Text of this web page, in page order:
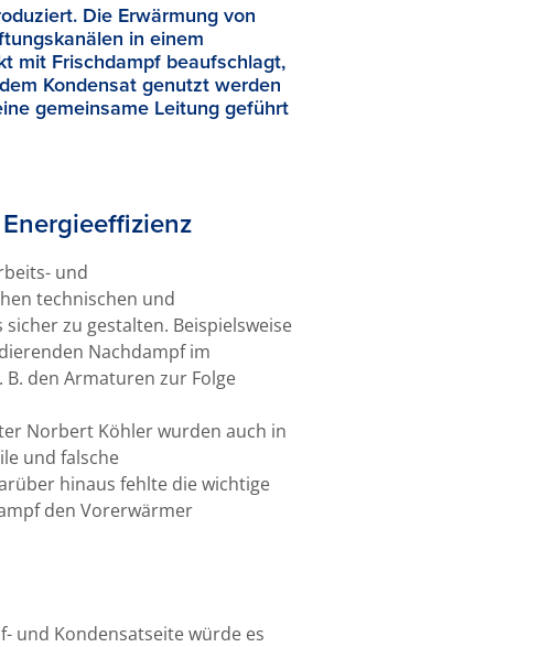
Die Erwärmung von
in einem
mit Frischdampf beaufschlagt,
Kondensat genutzt werden
gemeinsame Leitung geführt
und
technischen und
zu gestalten. Beispielsweise
Nachdampf im
den Armaturen zur Folge
Norbert Köhler wurden auch in
und falsche
hinaus fehlte die wichtige
den Vorerwärmer
und Kondensatseite würde es